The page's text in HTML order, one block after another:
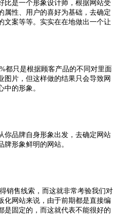
是一个形象设计师，根据网站受
属性、用户的喜好为基础，去确定
文案等等。实实在在地做出一个让
只是根据顾客产品的不同对里面
图片，但这样做的结果只会导致网
的形象。
品牌自身形象出发，去确定网站
形象鲜明的网站。
售线索，而这就非常考验我们对
化网站来说，由于前期都是直接编
是固定的，而这就代表不能很好的